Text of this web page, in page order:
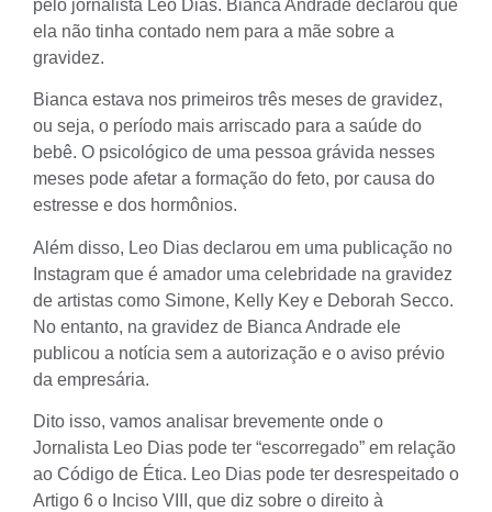
pelo jornalista Leo Dias. Bianca Andrade declarou que
ela não tinha contado nem para a mãe sobre a
gravidez.
Bianca estava nos primeiros três meses de gravidez,
ou seja, o período mais arriscado para a saúde do
bebê. O psicológico de uma pessoa grávida nesses
meses pode afetar a formação do feto, por causa do
estresse e dos hormônios.
Além disso, Leo Dias declarou em uma publicação no
Instagram que é amador uma celebridade na gravidez
de artistas como Simone, Kelly Key e Deborah Secco.
No entanto, na gravidez de Bianca Andrade ele
publicou a notícia sem a autorização e o aviso prévio
da empresária.
Dito isso, vamos analisar brevemente onde o
Jornalista Leo Dias pode ter “escorregado” em relação
ao Código de Ética. Leo Dias pode ter desrespeitado o
Artigo 6 o Inciso VIII, que diz sobre o direito à